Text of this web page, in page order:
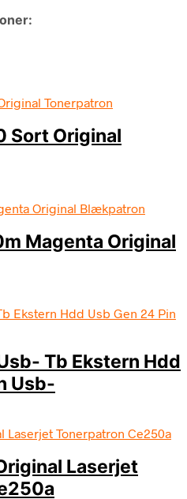
Sort Original
Magenta Original
Tb Ekstern Hdd
Usb-
Laserjet